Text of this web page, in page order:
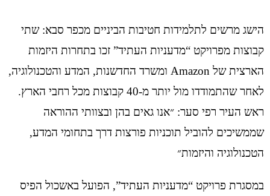
הישג מרשים לתלמידות חטיבות הביניים מכפר סבא: שתי
קבוצות מפרויקט “מדעניות העתיד” זכו בתחרות היזמות
הארצית של Amazon ומשרד החדשנות, המדע והטכנולוגיה,
לאחר שהתמודדו מול יותר מ-40 קבוצות מכל רחבי הארץ.
ראש העיר רפי סער: ״אנו גאים בהן ובצוותי ההוראה
שממשיכים להוביל תוכניות פורצות דרך בתחומי המדע,
הטכנולוגיה והיזמות״
במסגרת פרויקט “מדעניות העתיד”, הפועל באשכול הפיס